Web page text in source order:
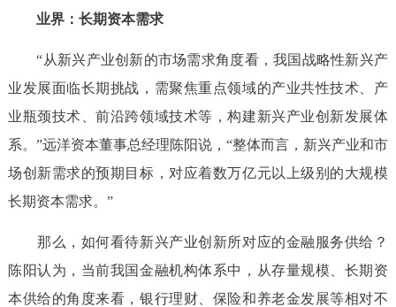
业界：长期资本需求
“从新兴产业创新的市场需求角度看，我国战略性新兴产
业发展面临长期挑战，需聚焦重点领域的产业共性技术、产
业瓶颈技术、前沿跨领域技术等，构建新兴产业创新发展体
系。”远洋资本董事总经理陈阳说，“整体而言，新兴产业和市
场创新需求的预期目标，对应着数万亿元以上级别的大规模
长期资本需求。”
那么，如何看待新兴产业创新所对应的金融服务供给？
陈阳认为，当前我国金融机构体系中，从存量规模、长期资
本供给的角度来看，银行理财、保险和养老金发展等相对不